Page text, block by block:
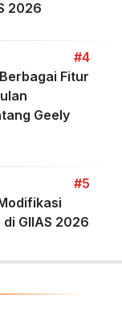
2026
#4
Fitur
Geely
#5
GIIAS 2026